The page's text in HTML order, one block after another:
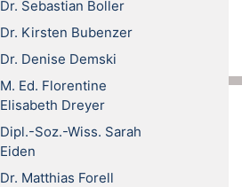
Dr. Sebastian Boller
Dr. Kirsten Bubenzer
Dr. Denise Demski
M. Ed. Florentine
Elisabeth Dreyer
Dipl.-Soz.-Wiss. Sarah
Eiden
Dr. Matthias Forell